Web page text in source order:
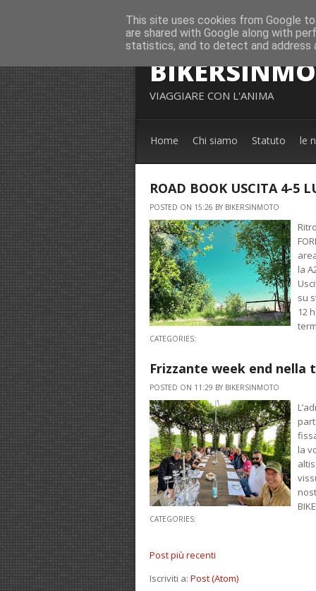
VIAGGIARE CON L'ANIMA
Home Chi siamo Statuto le
ROAD BOOK USCITA 4-5
POSTED ON 15:26 BY BIKERSINMOTO
la
su
12
CATEGORIES:
Frizzante week end nella
POSTED ON 11:29 BY BIKERSINMOTO
la
CATEGORIES:
Post più recenti
Iscriviti a: Post (Atom)
This site uses cookies from Google
are shared with Google along with
statistics, and to detect and address